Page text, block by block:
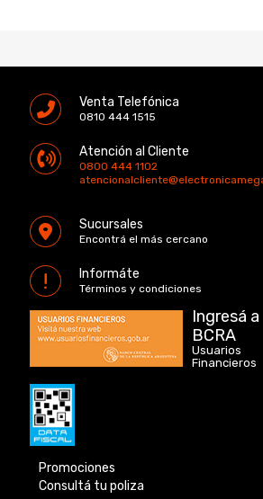
Venta Telefónica
0810 444 1515
Atención al Cliente
0800 444 1102
Sucursales
Encontrá el más cercano
Informáte
Términos y condiciones
Ingresá a
BCRA
Usuarios
Financieros
Promociones
Consultá tu poliza